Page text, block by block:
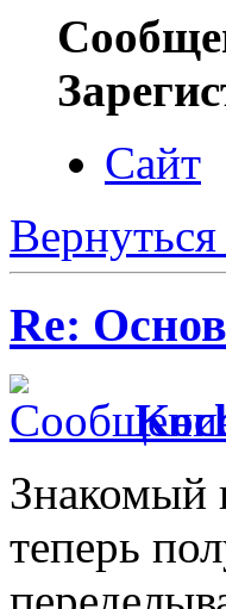
Сайт
Re:
Знакомый
теперь